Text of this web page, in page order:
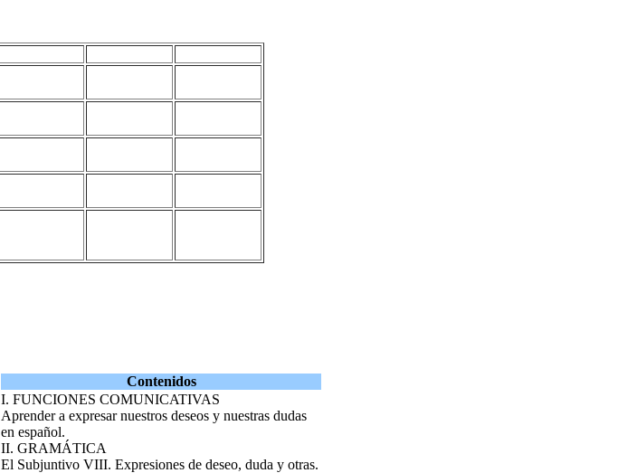
Contenidos
I. FUNCIONES COMUNICATIVAS
Aprender a expresar nuestros deseos y nuestras dudas
en español.
II. GRAMÁTICA
El Subjuntivo VIII. Expresiones de deseo, duda y otras.